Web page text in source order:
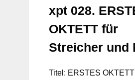
xpt 028.
OKTETT für
Streicher und
Titel: ERSTES